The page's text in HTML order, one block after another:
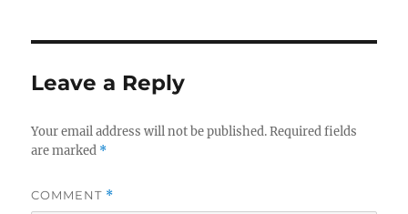
Leave a Reply
Your email address will not be published. Required fields
are marked *
COMMENT *